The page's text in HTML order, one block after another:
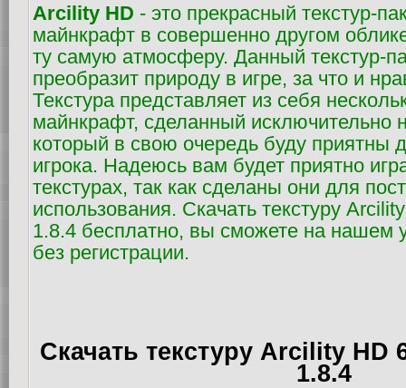
Arcility HD - это прекрасный текстур-
майнкрафт в совершенно другом
ту самую атмосферу. Данный текстур-
преобразит природу в игре, за что и
Текстура представляет из себя
майнкрафт, сделанный исключительно
который в свою очередь буду приятны
игрока. Надеюсь вам будет приятно
текстурах, так как сделаны они для
использования. Скачать текстуру
1.8.4 бесплатно, вы сможете на нашем
без регистрации.
Скачать текстуру Arcility HD
1.8.4